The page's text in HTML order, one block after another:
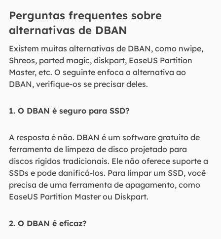
Perguntas frequentes sobre
alternativas de DBAN
Existem muitas alternativas de DBAN, como nwipe,
Shreos, parted magic, diskpart, EaseUS Partition
Master, etc. O seguinte enfoca a alternativa ao
DBAN, verifique-os se precisar deles.
1. O DBAN é seguro para SSD?
A resposta é não. DBAN é um software gratuito de
ferramenta de limpeza de disco projetado para
discos rígidos tradicionais. Ele não oferece suporte a
SSDs e pode danificá-los. Para limpar um SSD, você
precisa de uma ferramenta de apagamento, como
EaseUS Partition Master ou Diskpart.
2. O DBAN é eficaz?